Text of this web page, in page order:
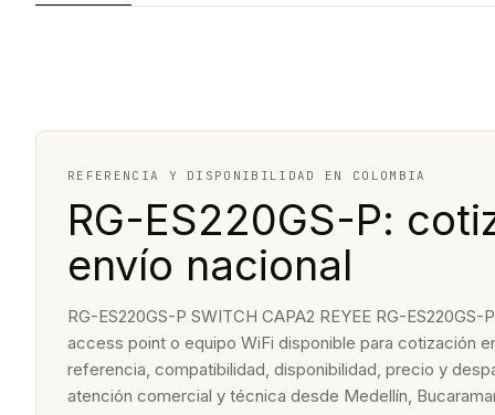
REFERENCIA Y DISPONIBILIDAD EN COLOMBIA
RG-ES220GS-P:
envío nacional
RG-ES220GS-P SWITCH CAPA2 REYEE RG-
access point o equipo WiFi disponible para cotización
referencia, compatibilidad, disponibilidad, precio y
atención comercial y técnica desde Medellín,